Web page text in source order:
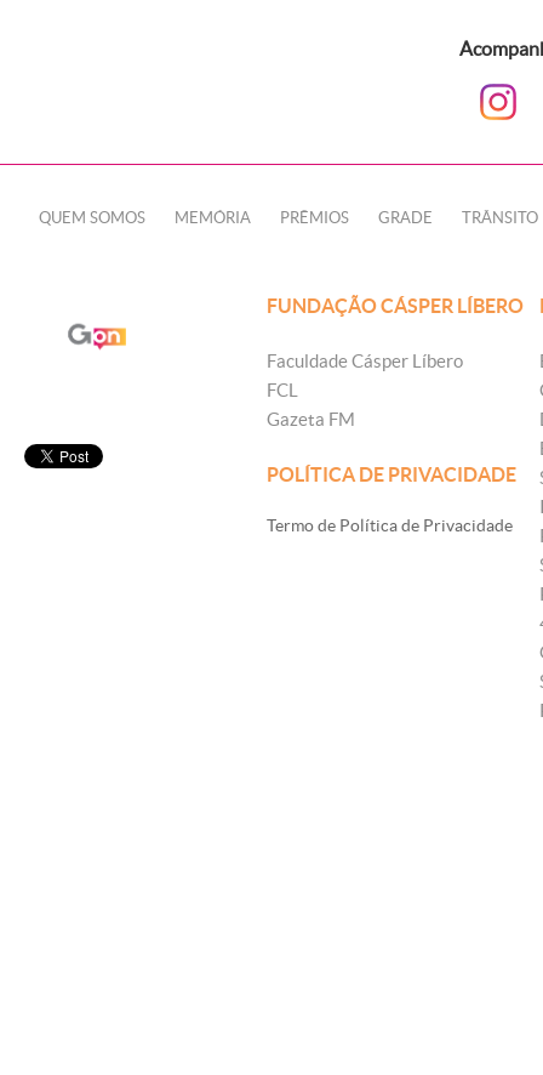
QUEM SOMOS MEMÓRIA PRÊMIOS GRADE TRÂNSITO
FUNDAÇÃO CÁSPER LÍBERO
Faculdade Cásper Líbero
FCL
Gazeta FM
POLÍTICA DE PRIVACIDADE
Termo de Política de Privacidade